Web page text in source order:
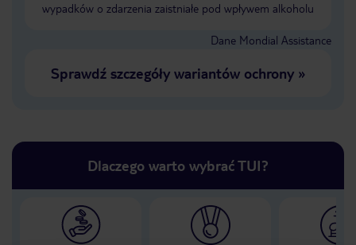
wypadków o zdarzenia zaistniałe pod wpływem alkoholu
Dane Mondial Assistance
Sprawdź szczegóły wariantów ochrony»
Dlaczego warto wybrać TUI?